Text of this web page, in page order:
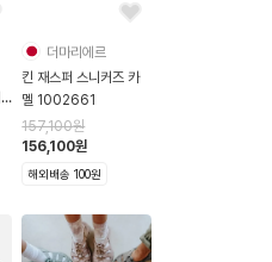
더마리에르
킨 재스퍼 스니커즈 카
멜 1002661
157,100원
156,100원
해외배송 100원